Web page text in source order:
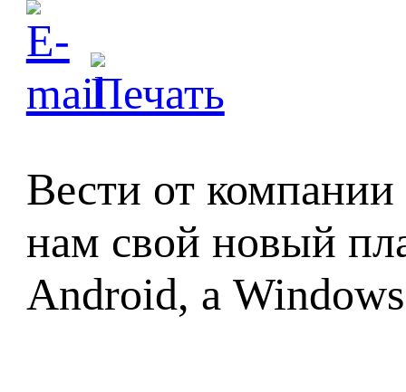
Вести от компании
нам свой новый
Android, а